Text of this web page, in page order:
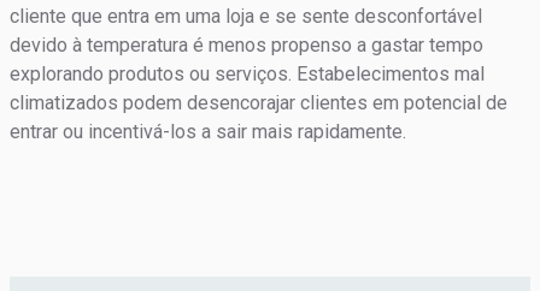
cliente que entra em uma loja e se sente desconfortável
devido à temperatura é menos propenso a gastar tempo
explorando produtos ou serviços. Estabelecimentos mal
climatizados podem desencorajar clientes em potencial de
entrar ou incentivá-los a sair mais rapidamente.